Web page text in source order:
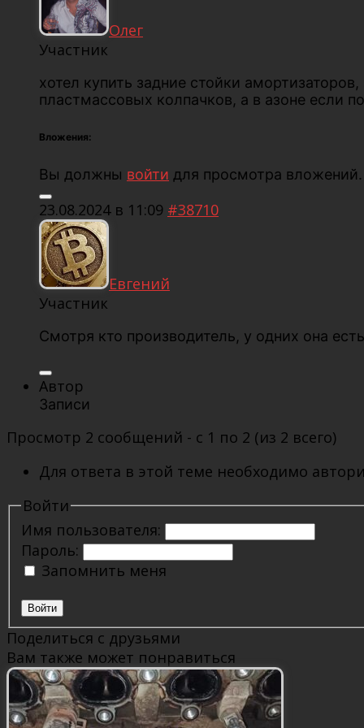
Олег
Участник
хотел купить задние стойки
пластмассовых колпачков, а в азоне если
Вложения:
Вы должны войти для просмотра вложений.
23.08.2024 в 11:09 #38710
Евгений
Участник
Смотря кто производитель, у одних она
Автор
Записи
Просмотр 2 сообщений - с 1 по 2 (из 2 всего)
Для ответа в этой теме необходимо
Войти
Имя пользователя:
Пароль:
Запомнить меня
Войти
Поделиться с друзьями
Вам также может понравиться